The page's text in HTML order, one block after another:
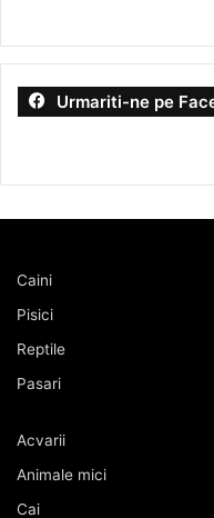
Urmariti-ne pe
Caini
Pisici
Reptile
Pasari
Acvarii
Animale mici
Cai